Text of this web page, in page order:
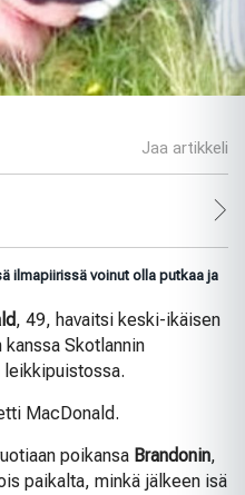
Jaa artikkeli
ilmapiirissä voinut olla putkaa ja
, 49, havaitsi keski-ikäisen
Skotlannin
leikkipuistossa.
MacDonald.
poikansa Brandonin,
paikalta, minkä jälkeen isä